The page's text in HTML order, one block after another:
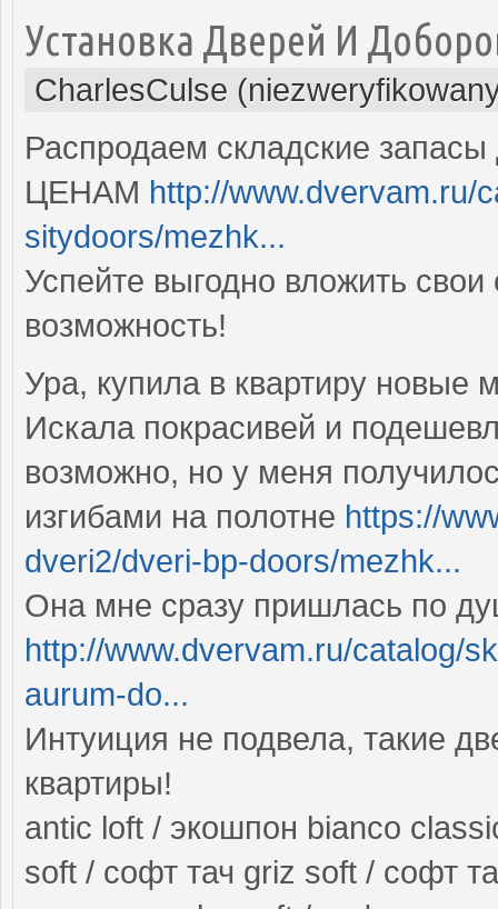
Установка Дверей И
CharlesCulse
Распродаем складские
ЦЕНАМ http://www.dvervam.ru/
sitydoors/mezhk...
Успейте выгодно вложить
возможность!
Ура, купила в квартиру новые
Искала покрасивей и
возможно, но у меня
изгибами на полотне https://
dveri2/dveri-bp-doors/mezhk...
Она мне сразу пришлась по
http://www.dvervam.ru/catalog/
aurum-do...
Интуиция не подвела, такие
квартиры!
antic loft / экошпон bianco
soft / софт тач griz soft / софт